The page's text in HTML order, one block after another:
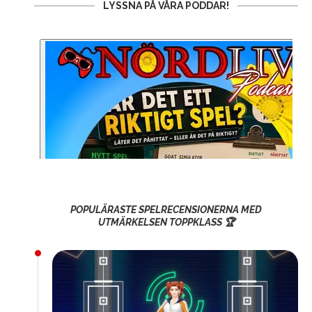
LYSSNA PÅ VÅRA PODDAR!
POPULÄRASTE SPELRECENSIONERNA MED
UTMÄRKELSEN TOPPKLASS 🏆